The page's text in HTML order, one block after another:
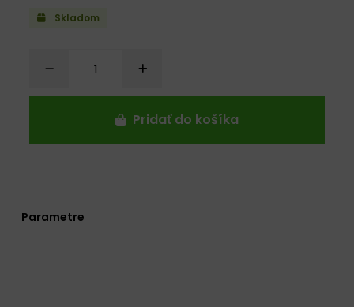
Skladom
Pridať do košíka
Parametre